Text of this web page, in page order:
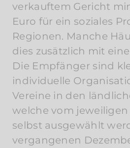
verkauftem Gericht
Euro für ein soziales
Regionen. Manche
dies zusätzlich mit
Die Empfänger sind
individuelle
Vereine in den
welche vom jeweiligen
selbst ausgewählt
vergangenen